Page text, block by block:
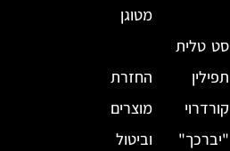
סט טלית
תפילין
קורדרוי
"יברכך"
מטוגן
החזרת
מוצרים
וביטול